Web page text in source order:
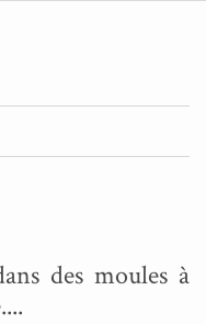
des moules à